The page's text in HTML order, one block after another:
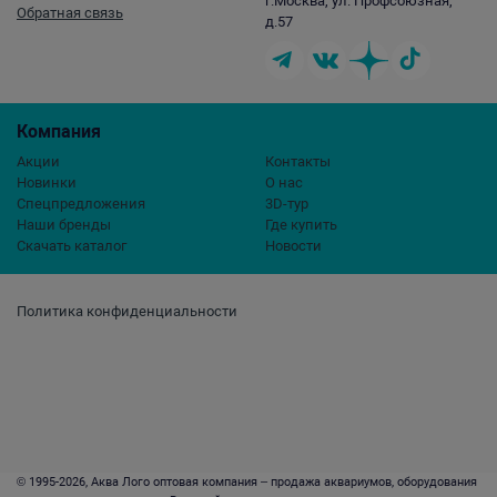
Политика конфиденциальности
Компания
Акции
Новинки
Спецпредложения
Наши бренды
Скачать каталог
Контакты
О нас
3D-тур
Где купить
Новости
Обратная связь
д.57
© 1995-2026, Аква Лого оптовая компания – продажа аквариумов, оборудования